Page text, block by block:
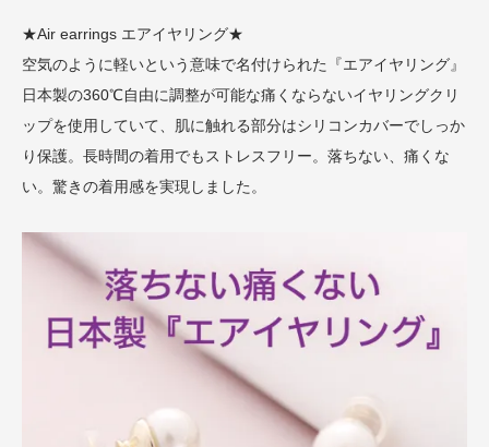
★Air earrings エアイヤリング★
空気のように軽いという意味で名付けられた『エアイヤリング』
日本製の360℃自由に調整が可能な痛くならないイヤリングクリ
ップを使用していて、肌に触れる部分はシリコンカバーでしっか
り保護。長時間の着用でもストレスフリー。落ちない、痛くな
い。驚きの着用感を実現しました。